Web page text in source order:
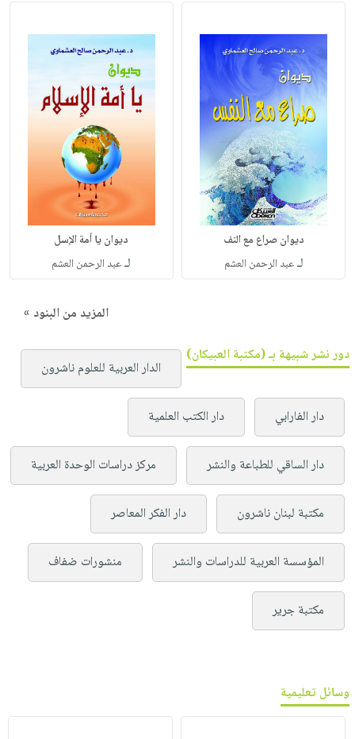
ديوان صراع مع النف
لـعبد الرحمن العشم
ديوان يا أمة الإسل
لـعبد الرحمن العشم
المزيد من البنود »
دور نشر شبيهة بـ (مكتبة العبيكان)
الدار العربية للعلوم ناشرون
دار الفارابي دار الكتب العلمية
دار الساقي للطباعة والنشر مركز دراسات الوحدة العربية
مكتبة لبنان ناشرون دار الفكر المعاصر
المؤسسة العربية للدراسات والنشر منشورات ضفاف
مكتبة جرير
وسائل تعليمية